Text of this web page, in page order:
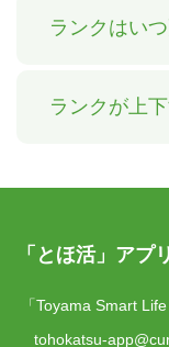
ランクはい
ランクが上
「とほ活」アプ
「Toyama Smart
tohokatsu-